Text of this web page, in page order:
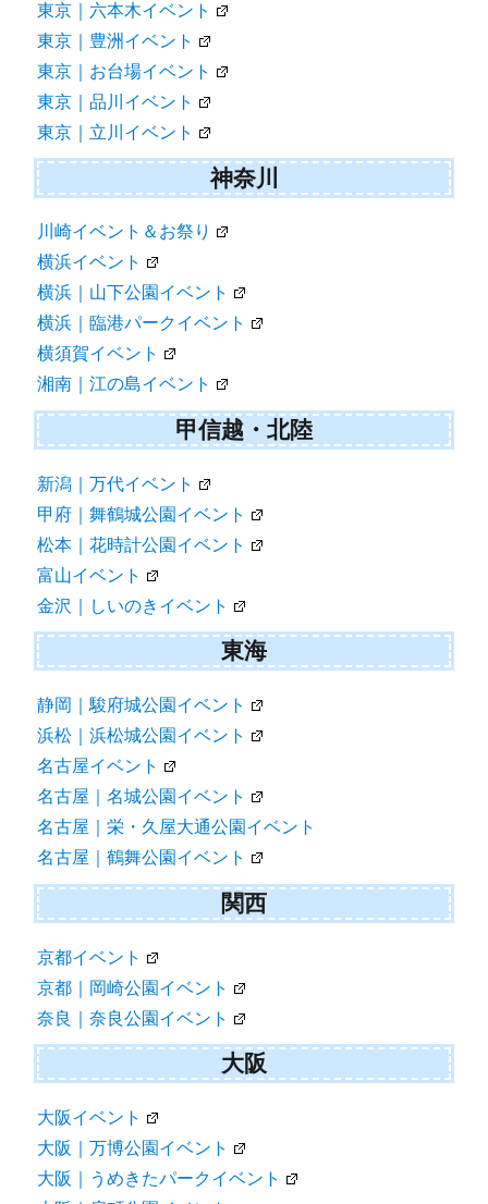
東京｜六本木イベント
東京｜豊洲イベント
東京｜お台場イベント
東京｜品川イベント
東京｜立川イベント
神奈川
川崎イベント＆お祭り
横浜イベント
横浜｜山下公園イベント
横浜｜臨港パークイベント
横須賀イベント
湘南｜江の島イベント
甲信越・北陸
新潟｜万代イベント
甲府｜舞鶴城公園イベント
松本｜花時計公園イベント
富山イベント
金沢｜しいのきイベント
東海
静岡｜駿府城公園イベント
浜松｜浜松城公園イベント
名古屋イベント
名古屋｜名城公園イベント
名古屋｜栄・久屋大通公園イベント
名古屋｜鶴舞公園イベント
関西
京都イベント
京都｜岡崎公園イベント
奈良｜奈良公園イベント
大阪
大阪イベント
大阪｜万博公園イベント
大阪｜うめきたパークイベント